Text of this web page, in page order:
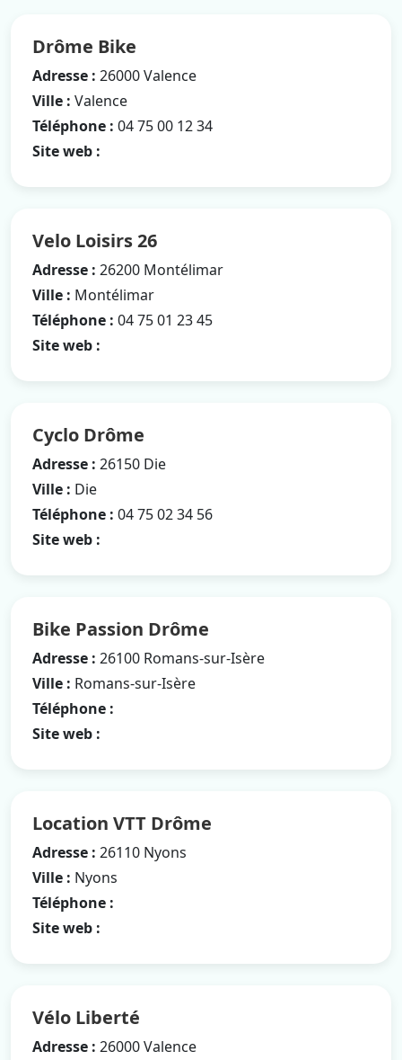
Drôme Bike
Adresse : 26000 Valence
Ville : Valence
Téléphone : 04 75 00 12 34
Site web :
Velo Loisirs 26
Adresse : 26200 Montélimar
Ville : Montélimar
Téléphone : 04 75 01 23 45
Site web :
Cyclo Drôme
Adresse : 26150 Die
Ville : Die
Téléphone : 04 75 02 34 56
Site web :
Bike Passion Drôme
Adresse : 26100 Romans-sur-Isère
Ville : Romans-sur-Isère
Téléphone :
Site web :
Location VTT Drôme
Adresse : 26110 Nyons
Ville : Nyons
Téléphone :
Site web :
Vélo Liberté
Adresse : 26000 Valence